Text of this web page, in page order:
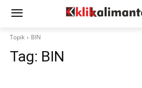
Topik BIN
Tag: BIN